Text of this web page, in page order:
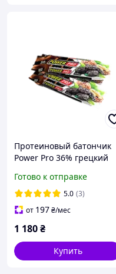
Протеиновый батончик
Power Pro 36% грецкий
20х60g
Готово к отправке
5.0 (3)
от 197₴/мес
1 180₴
Купить